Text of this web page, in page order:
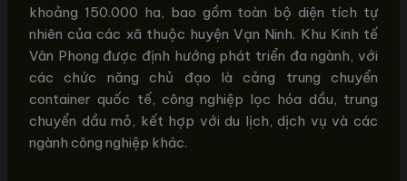
khoảng 150.000 ha, bao gồm toàn bộ diện tích tự
nhiên của các xã thuộc huyện Vạn Ninh. Khu Kinh tế
Vân Phong được định hướng phát triển đa ngành, với
các chức năng chủ đạo là cảng trung chuyển
container quốc tế, công nghiệp lọc hóa dầu, trung
chuyển dầu mỏ, kết hợp với du lịch, dịch vụ và các
ngành công nghiệp khác.